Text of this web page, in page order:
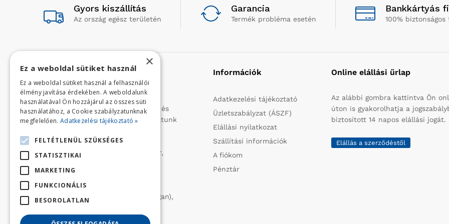
Gyors kiszállítás
Az ország egész területén
Garancia
Termék probléma esetén
Bankkártyás
100% biztonságos
Rólunk
Profilunk a mezőgazdasági, kerti
kisgépek és egyéb iparcikkek kis- és
nagykereskedelme. 1991 óta folytatunk
Olaszországból származó
vízszivattyúkat (DAB, Tesla, Leader,
robbanómotoros fűnyírókat kerti
traktorokat (MTD, Husqvarna),
permetezőket (CIFARELLI, Dal Degan),
(LAMINOX) szállítunk be.
Információk
Adatkezelési tájékoztató
Üzletszabályzat (ÁSZF)
Elállási nyilatkozat
Szállítási információk
A fiókom
Pénztár
Online elállási űrlap
Az alábbi gombra kattintva Ön
úton is gyakorolhatja a
biztosított 14 napos elállási jogát.
Elállás a szerződéstől
×
Ez a weboldal sütiket használ
Ez a weboldal sütiket használ a felhasználói
élmény javítása érdekében. A weboldalunk
használatával Ön hozzájárul az összes süti
használatához, a Cookie szabályzatunknak
megfelelően. Adatkezelési tájékoztató »
FELTÉTLENÜL SZÜKSÉGES
STATISZTIKAI
MARKETING
FUNKCIONÁLIS
BESOROLATLAN